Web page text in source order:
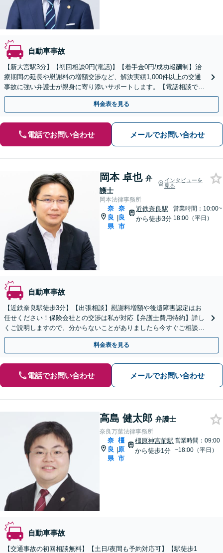
自動車事故
【新大宮駅3分】【初回相談0円(電話)】【着手金0円/成功報酬制】治
療期間の延長や慰謝料の増額交渉など、解決実績1,000件以上の交通
事故に強い弁護士が親身に寄り添いサポートします。【電話相談でご
契約まで対応可/来所不要】
料金表を見る
電話でお問い合わせ メールでお問い合わせ
岡本 卓也 弁
護士
インタビューを
見る
岡本法律事務所
奈
良
県
|
奈
良
市
近鉄奈良駅
から徒歩3分
営業時間：10:00~
18:00（平日）
自動車事故
【近鉄奈良駅徒歩3分】【出張相談】慰謝料増額や後遺障害認定はお
任せください！保険会社との交渉は私が対応【弁護士費用特約】詳し
くご説明しますので、分からないことがありましたら今すぐご相談く
ださい。
料金表を見る
電話でお問い合わせ メールでお問い合わせ
高島 健太郎 弁護士
奈良万葉法律事務所
奈
良
県
|
橿
原
市
橿原神宮前駅
から徒歩1分
営業時間：09:00
~18:00（平日）
自動車事故
【交通事故の初回相談無料】【土日/夜間も予約対応可】【駅徒歩1